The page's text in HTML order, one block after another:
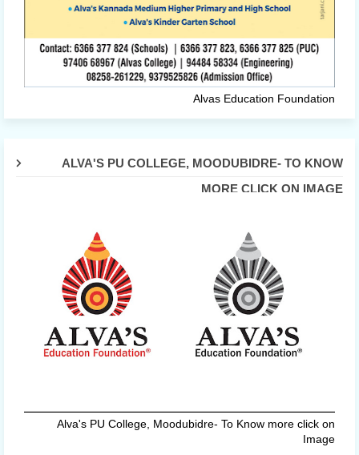
Alvas Education Foundation
ALVA'S PU COLLEGE, MOODUBIDRE- TO KNOW
MORE CLICK ON IMAGE
Alva's PU College, Moodubidre- To Know more click on
Image